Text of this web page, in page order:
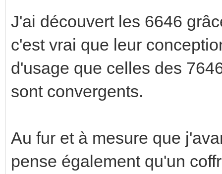
J'ai découvert les 6646
c'est vrai que leur
d'usage que celles des
sont convergents.
Au fur et à mesure que
pense également qu'un